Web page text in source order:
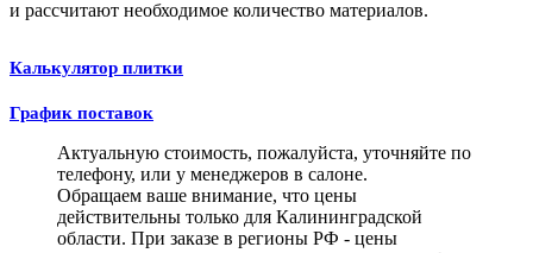
и рассчитают необходимое количество материалов.
Калькулятор плитки
График поставок
Актуальную стоимость, пожалуйста, уточняйте по
телефону, или у менеджеров в салоне.
Обращаем ваше внимание, что цены
действительны только для Калининградской
области. При заказе в регионы РФ - цены